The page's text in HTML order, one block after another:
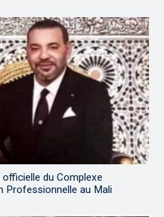
du Complexe
Professionnelle au Mali